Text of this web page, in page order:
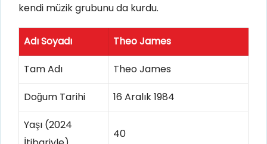
kendi müzik grubunu da kurdu.
Adı Soyadı Theo James
Tam Adı Theo James
Doğum Tarihi 16 Aralık 1984
Yaşı (2024
40